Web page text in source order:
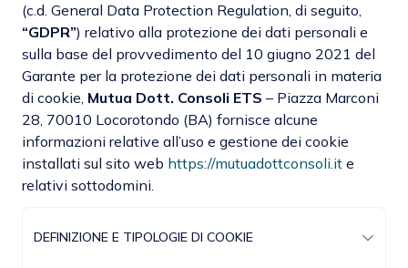
(c.d. General Data Protection Regulation, di seguito,
“GDPR”) relativo alla protezione dei dati personali e
sulla base del provvedimento del 10 giugno 2021 del
Garante per la protezione dei dati personali in materia
di cookie, Mutua Dott. Consoli ETS – Piazza Marconi
28, 70010 Locorotondo (BA) fornisce alcune
informazioni relative all’uso e gestione dei cookie
installati sul sito web https://mutuadottconsoli.it e
relativi sottodomini.
DEFINIZIONE E TIPOLOGIE DI COOKIE